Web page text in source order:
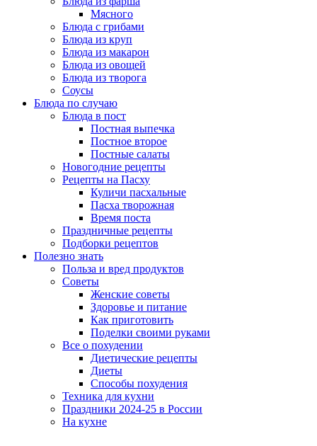
Мясного
Блюда с грибами
Блюда из круп
Блюда из макарон
Блюда из овощей
Блюда из творога
Соусы
Блюда по случаю
Блюда в пост
Постная выпечка
Постное второе
Постные салаты
Новогодние рецепты
Рецепты на Пасху
Куличи пасхальные
Пасха творожная
Время поста
Праздничные рецепты
Подборки рецептов
Полезно знать
Польза и вред продуктов
Советы
Женские советы
Здоровье и питание
Как приготовить
Поделки своими руками
Все о похудении
Диетические рецепты
Диеты
Способы похудения
Техника для кухни
Праздники 2024-25 в России
На кухне